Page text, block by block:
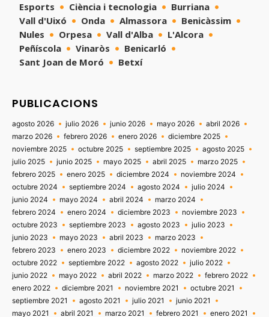
Esports
Ciència i tecnologia
Burriana
Vall d'Uixó
Onda Almassora
Benicàssim
Nules
Orpesa Vall d'Alba
L'Alcora
Peñíscola
Vinaròs
Benicarló
Sant Joan de Moró
Betxí
PUBLICACIONS
agosto 2026 julio 2026 junio 2026 mayo 2026
abril 2026
marzo 2026
febrero 2026 enero 2026
diciembre 2025
noviembre 2025
octubre 2025 septiembre 2025
agosto 2025
julio 2025
junio 2025 mayo 2025 abril 2025
marzo 2025
febrero 2025
enero 2025 diciembre 2024
noviembre 2024
octubre 2024
septiembre 2024 agosto 2024
julio 2024
junio 2024
mayo 2024 abril 2024
marzo 2024
febrero 2024
enero 2024 diciembre 2023
noviembre 2023
octubre 2023
septiembre 2023 agosto 2023
julio 2023
junio 2023
mayo 2023 abril 2023
marzo 2023
febrero 2023
enero 2023 diciembre 2022
noviembre 2022
octubre 2022
septiembre 2022 agosto 2022
julio 2022
junio 2022
mayo 2022 abril 2022 marzo 2022
febrero 2022
enero 2022
diciembre 2021 noviembre 2021
octubre 2021
septiembre 2021
agosto 2021 julio 2021
junio 2021
mayo 2021
abril 2021 marzo 2021 febrero 2021
enero 2021